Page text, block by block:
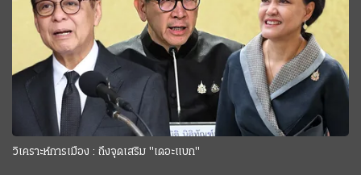
วิเคราะห์การเมือง : ถึงจุดเสริม "เดอะแบก"